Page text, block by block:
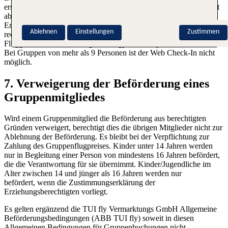
erscheinen, dass er spätestens 45 Minuten vor gebuchter Abflugzeit
abgefertigt und im Besitz einer Bordkarte ist. Wir empfehlen das
Erscheinen am Check-In 2 Stunden vor Abflug. Bei einem nicht
rechtzeitigen Eintreffen besteht kein Anspruch auf Beförderung. Der
Fluggast bleibt zur Zahlung des Flugpreises verpflichtet.
Bei Gruppen von mehr als 9 Personen ist der Web Check-In nicht
möglich.
7. Verweigerung der Beförderung eines
Gruppenmitgliedes
Wird einem Gruppenmitglied die Beförderung aus berechtigten
Gründen verweigert, berechtigt dies die übrigen Mitglieder nicht zur
Ablehnung der Beförderung. Es bleibt bei der Verpflichtung zur
Zahlung des Gruppenflugpreises. Kinder unter 14 Jahren werden
nur in Begleitung einer Person von mindestens 16 Jahren befördert,
die die Verantwortung für sie übernimmt. Kinder/Jugendliche im
Alter zwischen 14 und jünger als 16 Jahren werden nur
befördert, wenn die Zustimmungserklärung der
Erziehungsberechtigten vorliegt.
Es gelten ergänzend die TUI fly Vermarktungs GmbH Allgemeine
Beförderungsbedingungen (ABB TUI fly) soweit in diesen
Zustimmen
Ablehnen Einstellungen